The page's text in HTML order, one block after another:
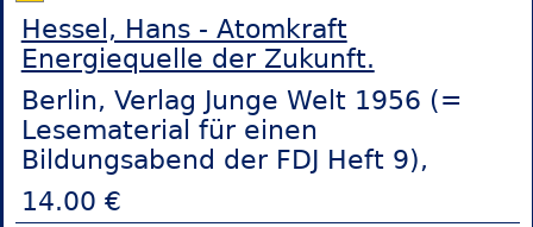
Hessel, Hans - Atomkraft
Energiequelle der Zukunft.
Berlin, Verlag Junge Welt 1956 (=
Lesematerial für einen
Bildungsabend der FDJ Heft 9),
14.00 €